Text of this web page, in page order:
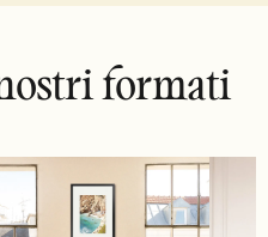
formati